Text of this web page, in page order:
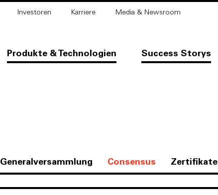
Investoren Karriere
Media & Newsroom
Produkte & Technologien Success Storys
Generalversammlung Consensus Zertifikate